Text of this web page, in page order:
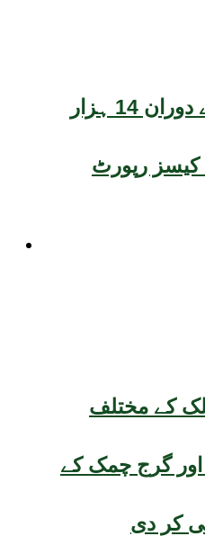
پاکستان میں 2025ء کے دوران 14 ہزار
کیسز رپورٹ
کے مختلف
اور گرج چمک کے
کر دی